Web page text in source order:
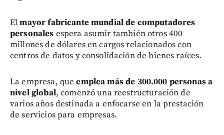
Elmayor fabricante mundial de computadores
personales espera asumir también otros 400
millones de dólares en cargos relacionados con
centros de datos y consolidación de bienes raíces.
La empresa, queemplea más de 300.000 personas a
nivel global, comenzó una reestructuración de
varios años destinada a enfocarse en la prestación
de servicios para empresas.